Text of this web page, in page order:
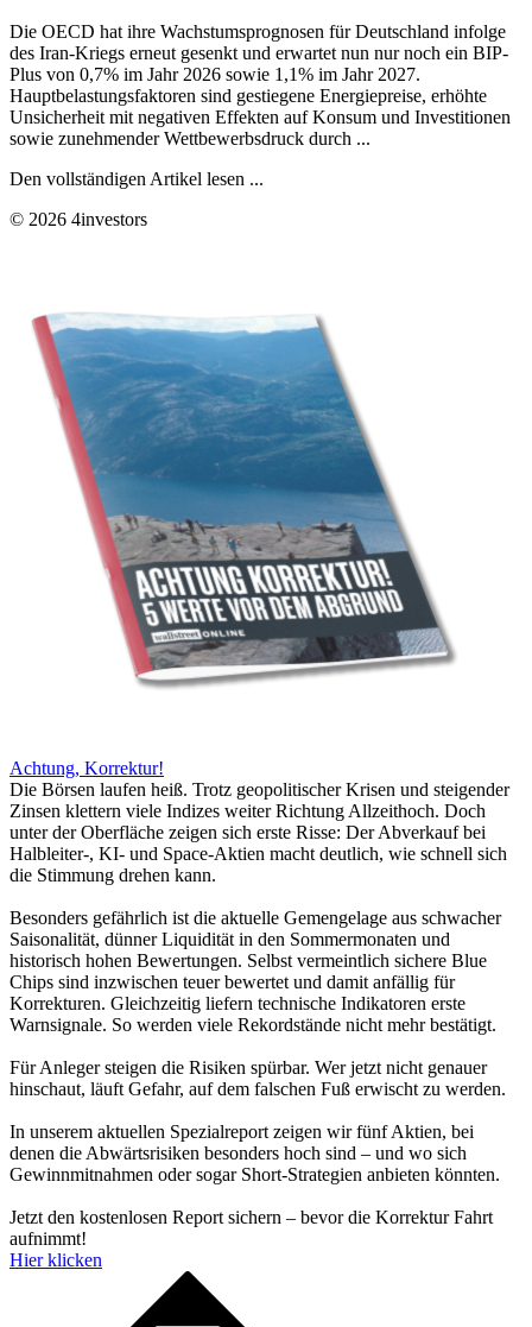
Die OECD hat ihre Wachstumsprognosen für Deutschland infolge
des Iran-Kriegs erneut gesenkt und erwartet nun nur noch ein BIP-
Plus von 0,7% im Jahr 2026 sowie 1,1% im Jahr 2027.
Hauptbelastungsfaktoren sind gestiegene Energiepreise, erhöhte
Unsicherheit mit negativen Effekten auf Konsum und Investitionen
sowie zunehmender Wettbewerbsdruck durch ...
Den vollständigen Artikel lesen ...
© 2026 4investors
Achtung, Korrektur!
Die Börsen laufen heiß. Trotz geopolitischer Krisen und steigender
Zinsen klettern viele Indizes weiter Richtung Allzeithoch. Doch
unter der Oberfläche zeigen sich erste Risse: Der Abverkauf bei
Halbleiter-, KI- und Space-Aktien macht deutlich, wie schnell sich
die Stimmung drehen kann.
Besonders gefährlich ist die aktuelle Gemengelage aus schwacher
Saisonalität, dünner Liquidität in den Sommermonaten und
historisch hohen Bewertungen. Selbst vermeintlich sichere Blue
Chips sind inzwischen teuer bewertet und damit anfällig für
Korrekturen. Gleichzeitig liefern technische Indikatoren erste
Warnsignale. So werden viele Rekordstände nicht mehr bestätigt.
Für Anleger steigen die Risiken spürbar. Wer jetzt nicht genauer
hinschaut, läuft Gefahr, auf dem falschen Fuß erwischt zu werden.
In unserem aktuellen Spezialreport zeigen wir fünf Aktien, bei
denen die Abwärtsrisiken besonders hoch sind – und wo sich
Gewinnmitnahmen oder sogar Short-Strategien anbieten könnten.
Jetzt den kostenlosen Report sichern – bevor die Korrektur Fahrt
aufnimmt!
Hier klicken